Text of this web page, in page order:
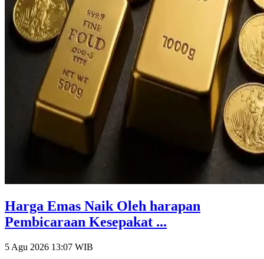
Harga Emas Naik Oleh harapan
Pembicaraan Kesepakat ...
5 Agu 2026 13:07 WIB